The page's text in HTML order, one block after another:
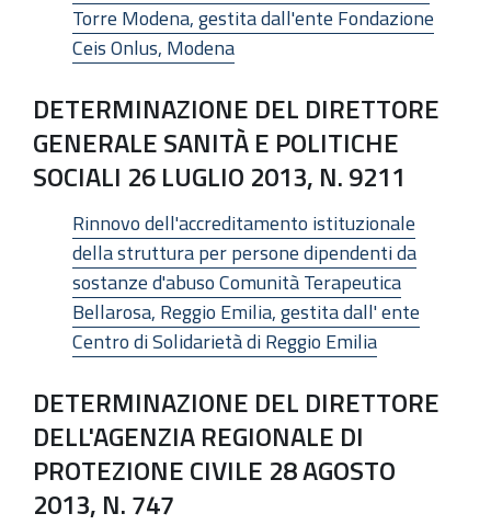
Torre Modena, gestita dall'ente Fondazione
Ceis Onlus, Modena
DETERMINAZIONE DEL DIRETTORE
GENERALE SANITÀ E POLITICHE
SOCIALI 26 LUGLIO 2013, N. 9211
Rinnovo dell'accreditamento istituzionale
della struttura per persone dipendenti da
sostanze d'abuso Comunità Terapeutica
Bellarosa, Reggio Emilia, gestita dall' ente
Centro di Solidarietà di Reggio Emilia
DETERMINAZIONE DEL DIRETTORE
DELL'AGENZIA REGIONALE DI
PROTEZIONE CIVILE 28 AGOSTO
2013, N. 747